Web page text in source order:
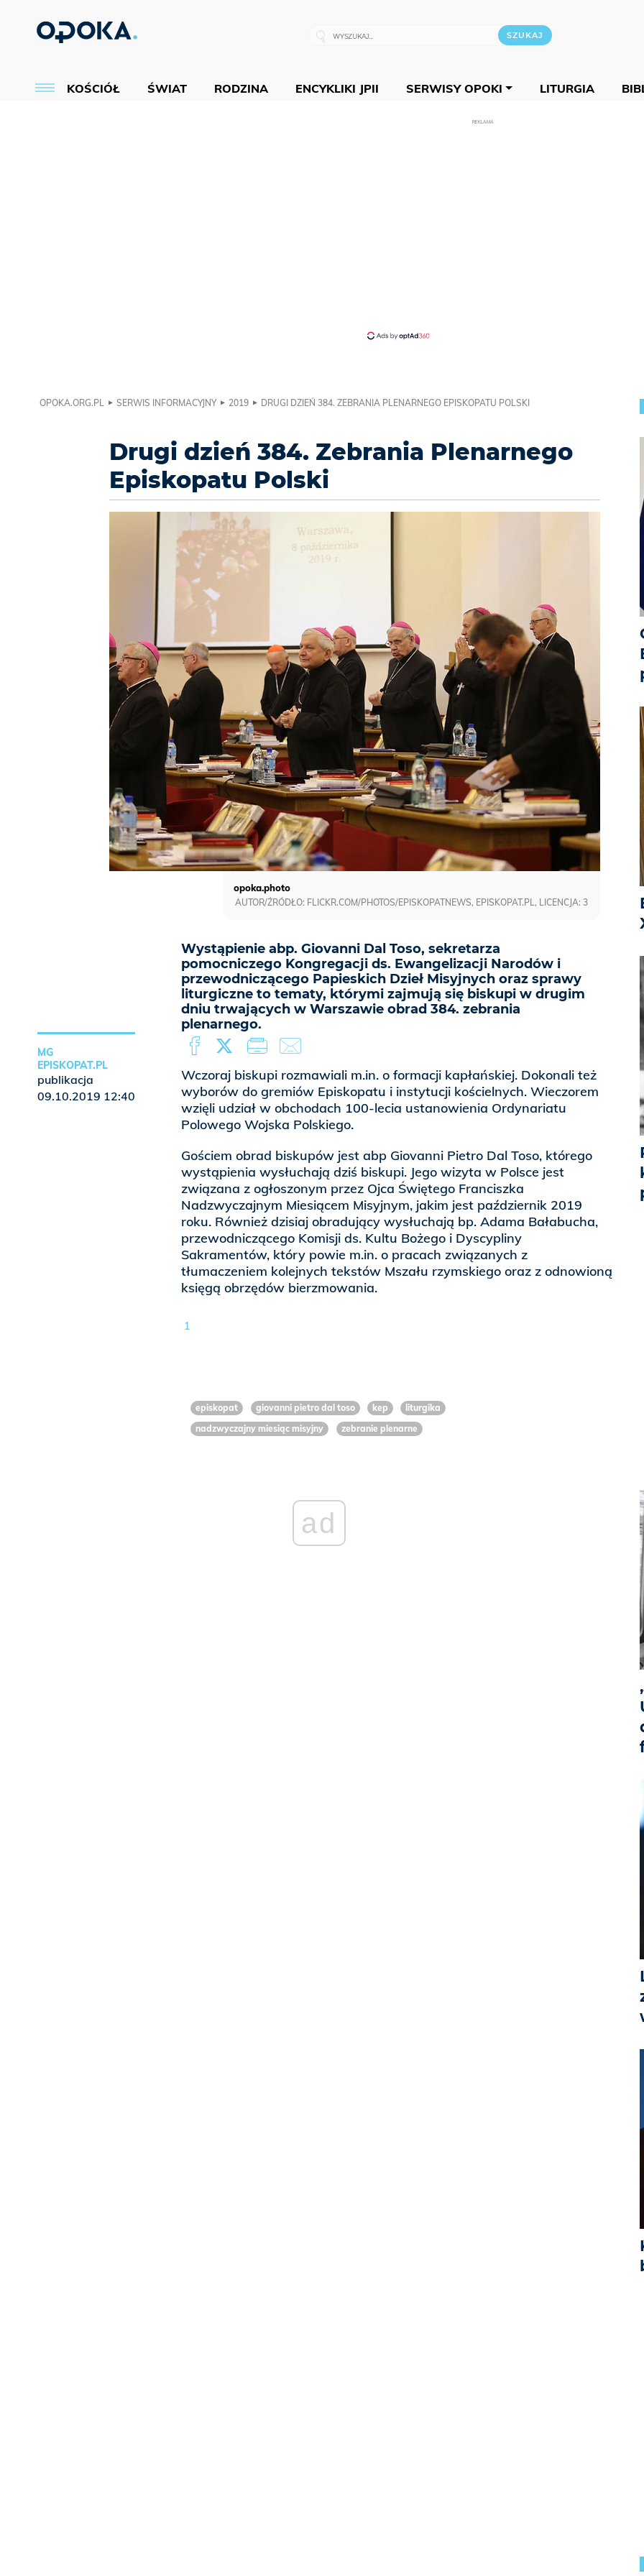
KOŚCIÓŁ ŚWIAT RODZINA ENCYKLIKI JPII SERWISY OPOKI LITURGIA
REKLAMA
OPOKA.ORG.PL SERWIS INFORMACYJNY 2019 DRUGI DZIEŃ 384. ZEBRANIA PLENARNEGO EPISKOPATU POLSKI
Drugi dzień 384. Zebrania Plenarnego
Episkopatu Polski
Wystąpienie abp. Giovanni Dal Toso, sekretarza
pomocniczego Kongregacji ds. Ewangelizacji Narodów i
przewodniczącego Papieskich Dzieł Misyjnych oraz sprawy
liturgiczne to tematy, którymi zajmują się biskupi w drugim
dniu trwających w Warszawie obrad 384. zebrania
plenarnego.
opoka.photo
AUTOR/ŹRÓDŁO: FLICKR.COM/PHOTOS/EPISKOPATNEWS, EPISKOPAT.PL, LICENCJA: 3
Wczoraj biskupi rozmawiali m.in. o formacji kapłańskiej. Dokonali też
wyborów do gremiów Episkopatu i instytucji kościelnych. Wieczorem
wzięli udział w obchodach 100-lecia ustanowienia Ordynariatu
Polowego Wojska Polskiego.
Gościem obrad biskupów jest abp Giovanni Pietro Dal Toso, którego
wystąpienia wysłuchają dziś biskupi. Jego wizyta w Polsce jest
związana z ogłoszonym przez Ojca Świętego Franciszka
Nadzwyczajnym Miesiącem Misyjnym, jakim jest październik 2019
roku. Również dzisiaj obradujący wysłuchają bp. Adama Bałabucha,
przewodniczącego Komisji ds. Kultu Bożego i Dyscypliny
Sakramentów, który powie m.in. o pracach związanych z
tłumaczeniem kolejnych tekstów Mszału rzymskiego oraz z odnowioną
księgą obrzędów bierzmowania.
1
MG
EPISKOPAT.PL
publikacja
09.10.2019 12:40
episkopat giovanni pietro dal toso kep
liturgika
nadzwyczajny miesiąc misyjny
zebranie plenarne
ad